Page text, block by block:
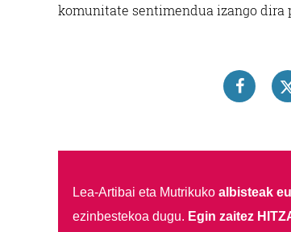
komunitate sentimendua izango dira
Lea-Artibai eta Mutrikuko albisteak
ezinbestekoa dugu. Egin zaitez